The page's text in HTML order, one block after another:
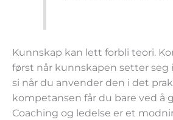
Kunnskap kan lett forbli teori.
først når kunnskapen setter seg
si når du anvender den i det
kompetansen får du bare ved å
Coaching og ledelse er et